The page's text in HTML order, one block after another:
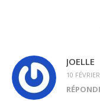
JOELLE
10